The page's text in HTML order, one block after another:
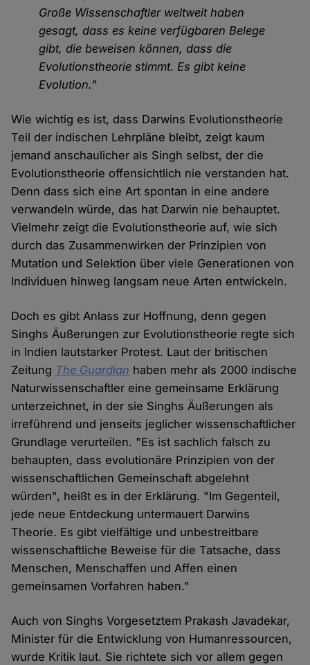
Große Wissenschaftler weltweit haben
gesagt, dass es keine verfügbaren Belege
gibt, die beweisen können, dass die
Evolutionstheorie stimmt. Es gibt keine
Evolution."
Wie wichtig es ist, dass Darwins Evolutionstheorie
Teil der indischen Lehrpläne bleibt, zeigt kaum
jemand anschaulicher als Singh selbst, der die
Evolutionstheorie offensichtlich nie verstanden hat.
Denn dass sich eine Art spontan in eine andere
verwandeln würde, das hat Darwin nie behauptet.
Vielmehr zeigt die Evolutionstheorie auf, wie sich
durch das Zusammenwirken der Prinzipien von
Mutation und Selektion über viele Generationen von
Individuen hinweg langsam neue Arten entwickeln.
Doch es gibt Anlass zur Hoffnung, denn gegen
Singhs Äußerungen zur Evolutionstheorie regte sich
in Indien lautstarker Protest. Laut der britischen
Zeitung The Guardian haben mehr als 2000 indische
Naturwissenschaftler eine gemeinsame Erklärung
unterzeichnet, in der sie Singhs Äußerungen als
irreführend und jenseits jeglicher wissenschaftlicher
Grundlage verurteilen. "Es ist sachlich falsch zu
behaupten, dass evolutionäre Prinzipien von der
wissenschaftlichen Gemeinschaft abgelehnt
würden", heißt es in der Erklärung. "Im Gegenteil,
jede neue Entdeckung untermauert Darwins
Theorie. Es gibt vielfältige und unbestreitbare
wissenschaftliche Beweise für die Tatsache, dass
Menschen, Menschaffen und Affen einen
gemeinsamen Vorfahren haben."
Auch von Singhs Vorgesetztem Prakash Javadekar,
Minister für die Entwicklung von Humanressourcen,
wurde Kritik laut. Sie richtete sich vor allem gegen